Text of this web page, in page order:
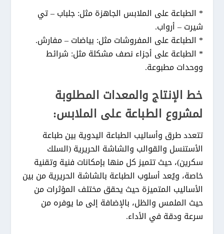
* الطباعة على الملابس الجاهزة مثل: جلباب – تي
شيرت – أرواب.
* الطباعة على المفروشات مثل: بياضات – مفارش.
* الطباعة على أجزاء نصف مشكلة مثل: شرائط
ووحدات مطبوعة.
خط الإنتاج والمعدات المطلوبة
لمشروع الطباعة على الملابس:
تتعدد طرق وأساليب الطباعة اليدوية بين طباعة
الأستنسل والقوالب والشاشة الحريرية (السلك
سكرين)، حيث تتميز كل منها بإمكانات فنية وتقنية
خاصة، ويُعد أسلوب الطباعة بالشاشة الحريرية من بين
الأساليب المتميزة حيث يحقق مختلف المؤثرات من
حيث الملمس والظل، بالإضافة إلى ما يوفره من
سرعة ودقة في الأداء.